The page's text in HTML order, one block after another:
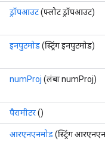
ड्रॉपआउट(फ्लोट ड्रॉपआउट)
इनपुटमोड(स्ट्रिंग इनपुटमोड)
numProj (लंबा numProj)
पैरामीटर()
आरएनएनमोड(स्ट्रिंग